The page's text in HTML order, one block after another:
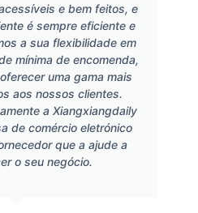
e bem feitos, e
é sempre eficiente e
a sua flexibilidade em
mínima de encomenda,
uma gama mais
aos nossos clientes.
a Xiangxiangdaily
de comércio eletrónico
que a ajude a
o seu negócio.